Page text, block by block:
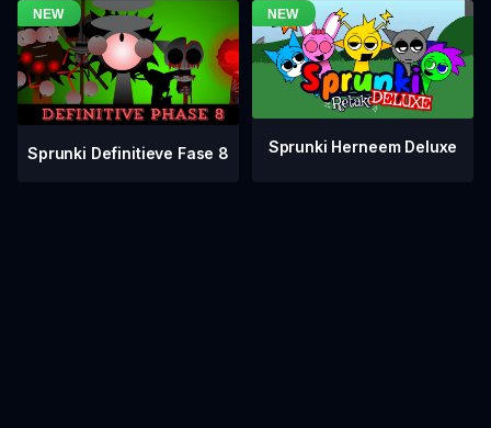
Sprunki Definitieve Fase 8 Sprunki Herneem Deluxe